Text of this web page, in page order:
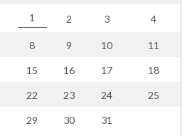
1 2 3 4
8 9 10 11
15 16 17 18
22 23 24 25
29 30 31